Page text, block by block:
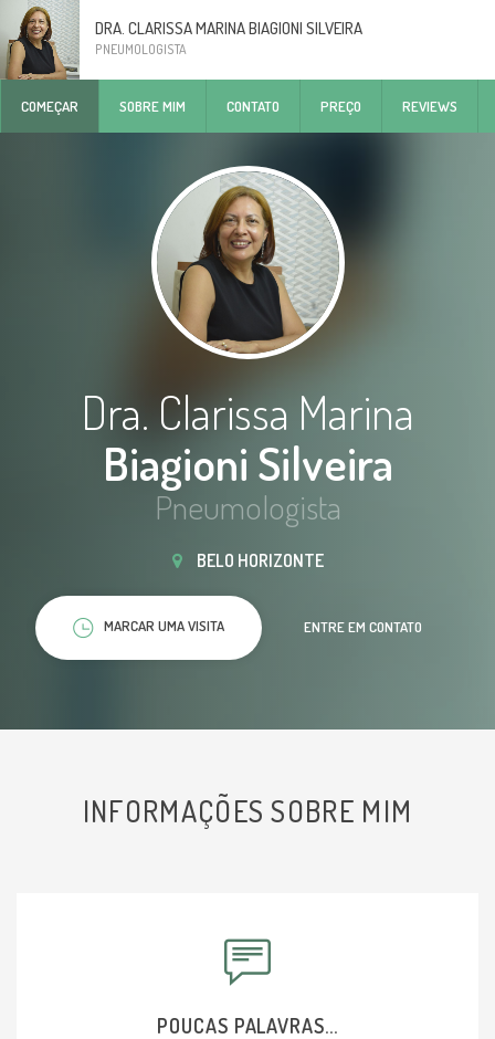
DRA. CLARISSA MARINA BIAGIONI SILVEIRA
PNEUMOLOGISTA
COMEÇAR SOBRE MIM CONTATO PREÇO REVIEWS
Dra. Clarissa Marina
Biagioni Silveira
Pneumologista
BELO HORIZONTE
MARCAR UMA VISITA ENTRE EM CONTATO
INFORMAÇÕES SOBRE MIM
POUCAS PALAVRAS...